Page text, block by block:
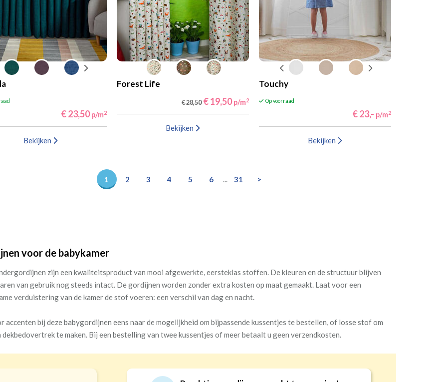
€ 23,50 p/m2
Bekijken
Forest Life
€ 28,50 € 19,50 p/m2
Bekijken
Touchy
Op voorraad
€ 23,- p/m2
Bekijken
1 2 3 4 5 6 ... 31 >
voor de babykamer
zijn een kwaliteitsproduct van mooi afgewerkte, eersteklas stoffen. De kleuren en de structuur blijven
van gebruik nog steeds intact. De gordijnen worden zonder extra kosten op maat gemaakt. Laat voor een
verduistering van de kamer de stof voeren: een verschil van dag en nacht.
accenten bij deze babygordijnen eens naar de mogelijkheid om bijpassende kussentjes te bestellen, of losse stof om
dekbedovertrek te maken. Bij een bestelling van twee kussentjes of meer betaalt u geen verzendkosten.